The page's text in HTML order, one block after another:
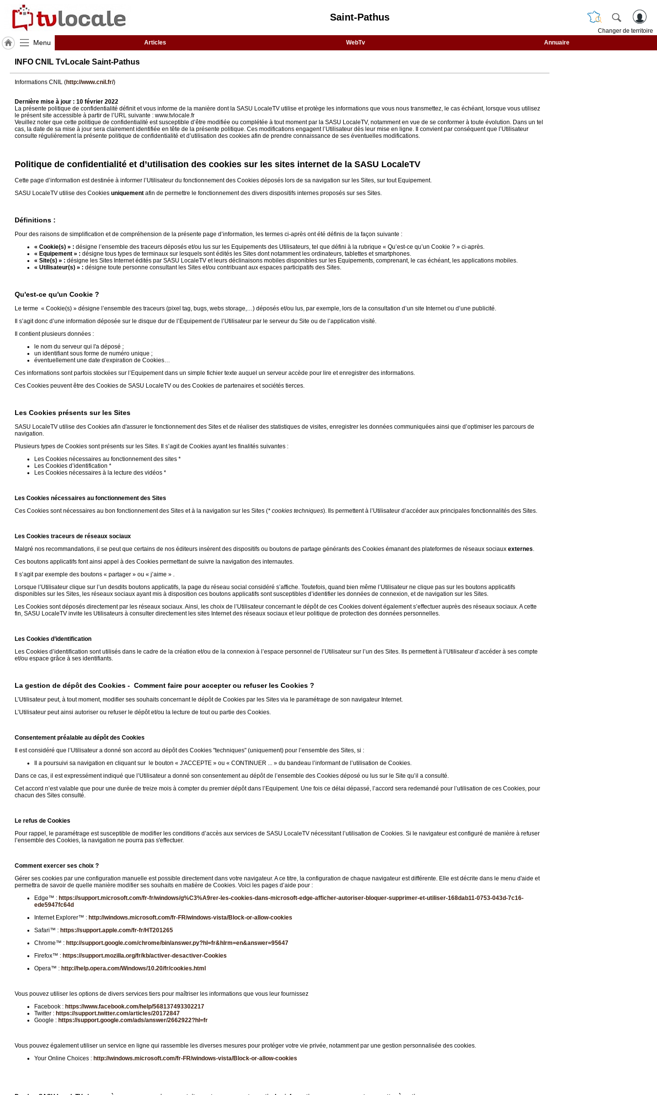
Saint-Pathus
Changer de territoire
Menu Articles WebTv Annuaire
J'adhère
Hulcoq
Saint-
Pathus
TvLocale
France
Gazette
Blogs
Prémium
annuaire
INFO CNIL TvLocale Saint-Pathus
Informations CNIL (http://www.cnil.fr/)
Dernière mise à jour : 10 février 2022
La présente politique de confidentialité définit et vous informe de la manière dont la SASU LocaleTV utilise et protège les informations que vous nous transmettez, le cas échéant, lorsque vous utilisez
le présent site accessible à partir de l’URL suivante : www.tvlocale.fr
Veuillez noter que cette politique de confidentialité est susceptible d’être modifiée ou complétée à tout moment par la SASU LocaleTV, notamment en vue de se conformer à toute évolution. Dans un tel
cas, la date de sa mise à jour sera clairement identifiée en tête de la présente politique. Ces modifications engagent l’Utilisateur dès leur mise en ligne. Il convient par conséquent que l’Utilisateur
consulte régulièrement la présente politique de confidentialité et d’utilisation des cookies afin de prendre connaissance de ses éventuelles modifications.
Politique de confidentialité et d’utilisation des cookies sur les sites internet de la SASU LocaleTV
Cette page d’information est destinée à informer l’Utilisateur du fonctionnement des Cookies déposés lors de sa navigation sur les Sites, sur tout Equipement.
SASU LocaleTV utilise des Cookies uniquement afin de permettre le fonctionnement des divers dispositifs internes proposés sur ses Sites.
Définitions :
Pour des raisons de simplification et de compréhension de la présente page d’information, les termes ci-après ont été définis de la façon suivante :
« Cookie(s) » : désigne l’ensemble des traceurs déposés et/ou lus sur les Equipements des Utilisateurs, tel que défini à la rubrique « Qu’est-ce qu’un Cookie ? » ci-après.
« Equipement » : désigne tous types de terminaux sur lesquels sont édités les Sites dont notamment les ordinateurs, tablettes et smartphones.
« Site(s) » : désigne les Sites Internet édités par SASU LocaleTV et leurs déclinaisons mobiles disponibles sur les Equipements, comprenant, le cas échéant, les applications mobiles.
« Utilisateur(s) » : désigne toute personne consultant les Sites et/ou contribuant aux espaces participatifs des Sites.
Qu'est-ce qu'un Cookie ?
Le terme « Cookie(s) » désigne l’ensemble des traceurs (pixel tag, bugs, webs storage,…) déposés et/ou lus, par exemple, lors de la consultation d’un site Internet ou d’une publicité.
Il s’agit donc d’une information déposée sur le disque dur de l’Equipement de l’Utilisateur par le serveur du Site ou de l’application visité.
Il contient plusieurs données :
le nom du serveur qui l'a déposé ;
un identifiant sous forme de numéro unique ;
éventuellement une date d'expiration de Cookies…
Ces informations sont parfois stockées sur l’Equipement dans un simple fichier texte auquel un serveur accède pour lire et enregistrer des informations.
Ces Cookies peuvent être des Cookies de SASU LocaleTV ou des Cookies de partenaires et sociétés tierces.
Les Cookies présents sur les Sites
SASU LocaleTV utilise des Cookies afin d'assurer le fonctionnement des Sites et de réaliser des statistiques de visites, enregistrer les données communiquées ainsi que d’optimiser les parcours de
navigation.
Plusieurs types de Cookies sont présents sur les Sites. Il s’agit de Cookies ayant les finalités suivantes :
Les Cookies nécessaires au fonctionnement des sites *
Les Cookies d’identification *
Les Cookies nécessaires à la lecture des vidéos *
Les Cookies nécessaires au fonctionnement des Sites
Ces Cookies sont nécessaires au bon fonctionnement des Sites et à la navigation sur les Sites (* cookies techniques). Ils permettent à l’Utilisateur d’accéder aux principales fonctionnalités des Sites.
Les Cookies traceurs de réseaux sociaux
Malgré nos recommandations, il se peut que certains de nos éditeurs insèrent des dispositifs ou boutons de partage générants des Cookies émanant des plateformes de réseaux sociaux externes.
Ces boutons applicatifs font ainsi appel à des Cookies permettant de suivre la navigation des internautes.
Il s’agit par exemple des boutons « partager » ou « j’aime » .
Lorsque l’Utilisateur clique sur l’un desdits boutons applicatifs, la page du réseau social considéré s’affiche. Toutefois, quand bien même l’Utilisateur ne clique pas sur les boutons applicatifs
disponibles sur les Sites, les réseaux sociaux ayant mis à disposition ces boutons applicatifs sont susceptibles d’identifier les données de connexion, et de navigation sur les Sites.
Les Cookies sont déposés directement par les réseaux sociaux. Ainsi, les choix de l’Utilisateur concernant le dépôt de ces Cookies doivent également s’effectuer auprès des réseaux sociaux. A cette
fin, SASU LocaleTV invite les Utilisateurs à consulter directement les sites Internet des réseaux sociaux et leur politique de protection des données personnelles.
Les Cookies d’identification
Les Cookies d’identification sont utilisés dans le cadre de la création et/ou de la connexion à l’espace personnel de l’Utilisateur sur l’un des Sites. Ils permettent à l’Utilisateur d’accéder à ses compte
et/ou espace grâce à ses identifiants.
La gestion de dépôt des Cookies - Comment faire pour accepter ou refuser les Cookies ?
L’Utilisateur peut, à tout moment, modifier ses souhaits concernant le dépôt de Cookies par les Sites via le paramétrage de son navigateur Internet.
L’Utilisateur peut ainsi autoriser ou refuser le dépôt et/ou la lecture de tout ou partie des Cookies.
Consentement préalable au dépôt des Cookies
Il est considéré que l’Utilisateur a donné son accord au dépôt des Cookies "techniques" (uniquement) pour l’ensemble des Sites, si :
Il a poursuivi sa navigation en cliquant sur le bouton « J'ACCEPTE » ou « CONTINUER ... » du bandeau l’informant de l’utilisation de Cookies.
Dans ce cas, il est expressément indiqué que l’Utilisateur a donné son consentement au dépôt de l’ensemble des Cookies déposé ou lus sur le Site qu’il a consulté.
Cet accord n’est valable que pour une durée de treize mois à compter du premier dépôt dans l’Equipement. Une fois ce délai dépassé, l’accord sera redemandé pour l’utilisation de ces Cookies, pour
chacun des Sites consulté.
Le refus de Cookies
Pour rappel, le paramétrage est susceptible de modifier les conditions d’accès aux services de SASU LocaleTV nécessitant l’utilisation de Cookies. Si le navigateur est configuré de manière à refuser
l’ensemble des Cookies, la navigation ne pourra pas s'effectuer.
Comment exercer ses choix ?
Gérer ses cookies par une configuration manuelle est possible directement dans votre navigateur. A ce titre, la configuration de chaque navigateur est différente. Elle est décrite dans le menu d'aide et
permettra de savoir de quelle manière modifier ses souhaits en matière de Cookies. Voici les pages d’aide pour :
Edge™ : https://support.microsoft.com/fr-fr/windows/g%C3%A9rer-les-cookies-dans-microsoft-edge-afficher-autoriser-bloquer-supprimer-et-utiliser-168dab11-0753-043d-7c16-
ede5947fc64d
Internet Explorer™ : http://windows.microsoft.com/fr-FR/windows-vista/Block-or-allow-cookies
Safari™ : https://support.apple.com/fr-fr/HT201265
Chrome™ : http://support.google.com/chrome/bin/answer.py?hl=fr&hlrm=en&answer=95647
Firefox™ : https://support.mozilla.org/fr/kb/activer-desactiver-Cookies
Opera™ : http://help.opera.com/Windows/10.20/fr/cookies.html
Vous pouvez utiliser les options de divers services tiers pour maîtriser les informations que vous leur fournissez
Facebook : https://www.facebook.com/help/568137493302217
Twitter : https://support.twitter.com/articles/20172847
Google : https://support.google.com/ads/answer/2662922?hl=fr
Vous pouvez également utiliser un service en ligne qui rassemble les diverses mesures pour protéger votre vie privée, notamment par une gestion personnalisée des cookies.
Your Online Choices : http://windows.microsoft.com/fr-FR/windows-vista/Block-or-allow-cookies